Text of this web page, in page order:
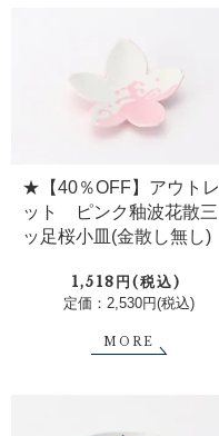
★【40％OFF】アウトレ
ット ピンク釉波花散三
ッ足桜小皿(金散し無し)
1,518円(税込)
定価：2,530円(税込)
MORE